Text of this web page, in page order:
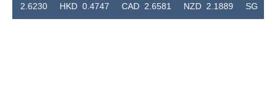
HKD 0.4747 CAD 2.6581 NZD 2.1889 SGD